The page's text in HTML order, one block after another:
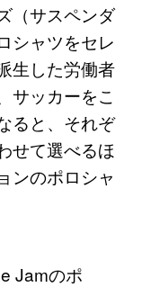
（サスペンダ
シャツをセレ
生した労働者
サッカーをこ
ると、それぞ
せて選べるほ
ンのポロシャ
Jamのポ